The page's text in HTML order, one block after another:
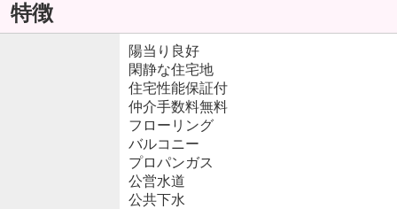
特徴
陽当り良好
閑静な住宅地
住宅性能保証付
仲介手数料無料
フローリング
バルコニー
プロパンガス
公営水道
公共下水